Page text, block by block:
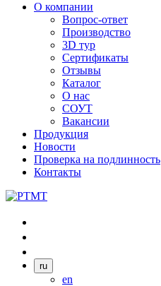
О компании
Вопрос-ответ
Производство
3D тур
Сертификаты
Отзывы
Каталог
О нас
СОУТ
Вакансии
Продукция
Новости
Проверка на подлинность
Контакты
ru
en